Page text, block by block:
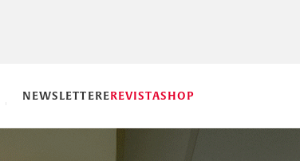
NEWSLETTEREREVISTASHOP